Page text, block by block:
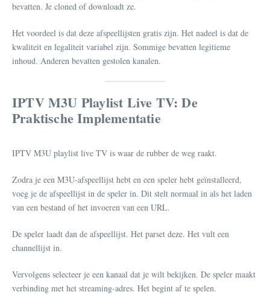
bevatten. Je cloned of downloadt ze.
Het voordeel is dat deze afspeellijsten gratis zijn. Het nadeel is dat de
kwaliteit en legaliteit variabel zijn. Sommige bevatten legitieme
inhoud. Anderen bevatten gestolen kanalen.
IPTV M3U Playlist Live TV: De
Praktische Implementatie
IPTV M3U playlist live TV is waar de rubber de weg raakt.
Zodra je een M3U-afspeellijst hebt en een speler hebt geïnstalleerd,
voeg je de afspeellijst in de speler in. Dit stelt normaal in als het laden
van een bestand of het invoeren van een URL.
De speler laadt dan de afspeellijst. Het parset deze. Het vult een
channellijst in.
Vervolgens selecteer je een kanaal dat je wilt bekijken. De speler maakt
verbinding met het streaming-adres. Het begint af te spelen.